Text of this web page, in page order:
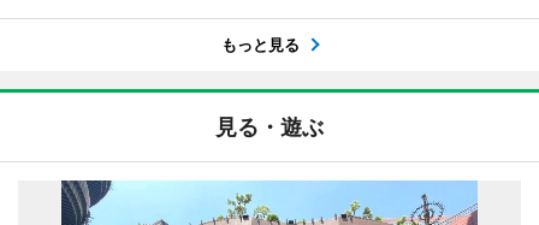
もっと見る
見る・遊ぶ